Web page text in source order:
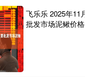
飞乐乐 2025年11
批发市场泥鳅价